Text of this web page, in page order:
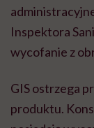
Inspektora
wycofanie z
GIS ostrzega
produktu.